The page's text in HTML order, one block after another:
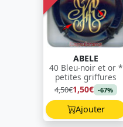
ABELE
40 Bleu-noir et or *
petites griffures
4,50€1,50€ -67%
Ajouter